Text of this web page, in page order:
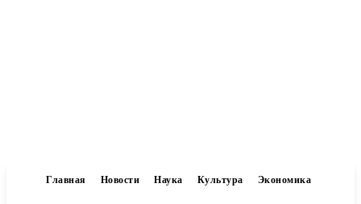
Главная Новости Наука Культура Экономика